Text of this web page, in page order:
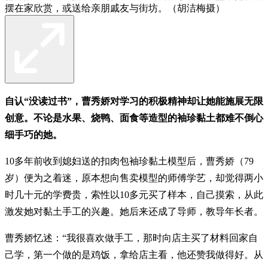
摆在家欣赏，或送给亲朋戚友与街坊。（胡洁梅摄）
自认“没读过书”，曹秀娇对学习的积极精神却让她能施展无限
创意。不论是水果、烧鸭、面食等造型的袖珍黏土都难不倒心
细手巧的她。
10多年前收到媳妇送的扣肉包袖珍黏土模型后，曹秀娇（79
岁）便为之着迷，原本想向售卖模型的师傅学艺，却觉得两小
时几十元的学费贵，索性以10多元买了样本，自己摸索，从此
激发她对黏土手工的兴趣。她后来还成了导师，教导年长者。
曹秀娇忆述：“我很喜欢做手工，那时向店主买了材料回家自
己学，第一个做的是鸡饭，拿给店主看，他还赞我做得好。从